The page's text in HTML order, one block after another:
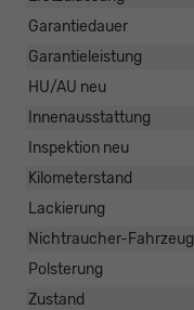
Garantiedauer
Garantieleistung
HU/AU neu
Innenausstattung
Inspektion neu
Kilometerstand
Lackierung
Nichtraucher-Fahrzeug
Polsterung
Zustand